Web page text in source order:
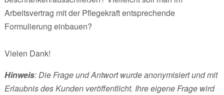
Arbeitsvertrag mit der Pflegekraft entsprechende
Formulierung einbauen?
Vielen Dank!
Hinweis: Die Frage und Antwort wurde anonymisiert und mit
Erlaubnis des Kunden veröffentlicht. Ihre eigene Frage wird